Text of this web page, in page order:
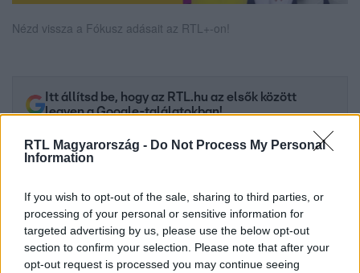
RTL Magyarország - Do Not Process My Personal
Information
If you wish to opt-out of the sale, sharing to third parties, or
processing of your personal or sensitive information for
targeted advertising by us, please use the below opt-out
section to confirm your selection. Please note that after your
opt-out request is processed you may continue seeing
Nézd vissza a Fókusz adásait az RTL+-on!
Itt állítsd be, hogy az RTL.hu az elsők között
legyen a Google-találatokban!